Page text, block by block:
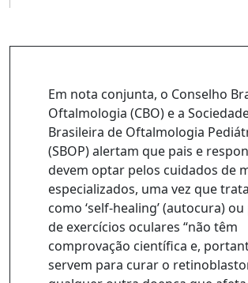
Em nota conjunta, o Conselho
Oftalmologia (CBO) e a
Brasileira de Oftalmologia
(SBOP) alertam que pais e
devem optar pelos cuidados de
especializados, uma vez que
como ‘self-healing’ (autocura)
de exercícios oculares “não têm
comprovação científica e,
servem para curar o